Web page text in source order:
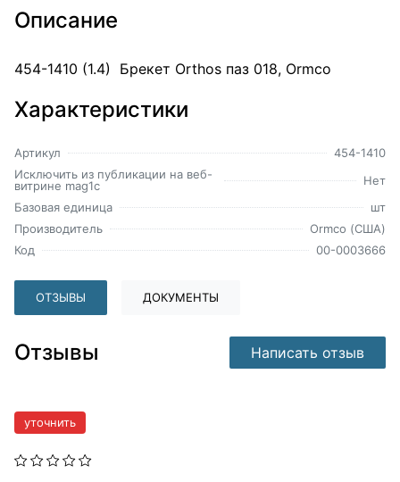
Описание
454-1410 (1.4) Брекет Orthos паз 018, Ormco
Характеристики
Артикул
454-1410
Исключить из публикации на веб-
витрине mag1c
Нет
Базовая единица
шт
Производитель
Ormco (США)
Код
00-0003666
ОТЗЫВЫ ДОКУМЕНТЫ
Отзывы Написать отзыв
уточнить